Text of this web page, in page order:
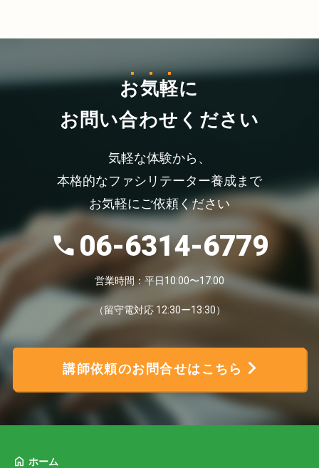
お気軽に
お問い合わせください
気軽な体験から、
本格的なファシリテーター養成まで
お気軽にご依頼ください
06-6314-6779
営業時間：平日10:00〜17:00
（留守電対応 12:30ー13:30）
講師依頼のお問合せはこちら
ホーム